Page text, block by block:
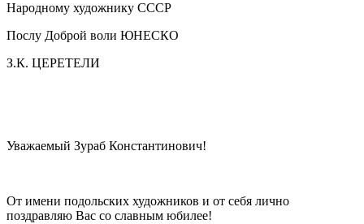
Народному художнику СССР
Послу Доброй воли ЮНЕСКО
З.К. ЦЕРЕТЕЛИ
Уважаемый Зураб Константинович!
От имени подольских художников и от себя лично
поздравляю Вас со славным юбилее!